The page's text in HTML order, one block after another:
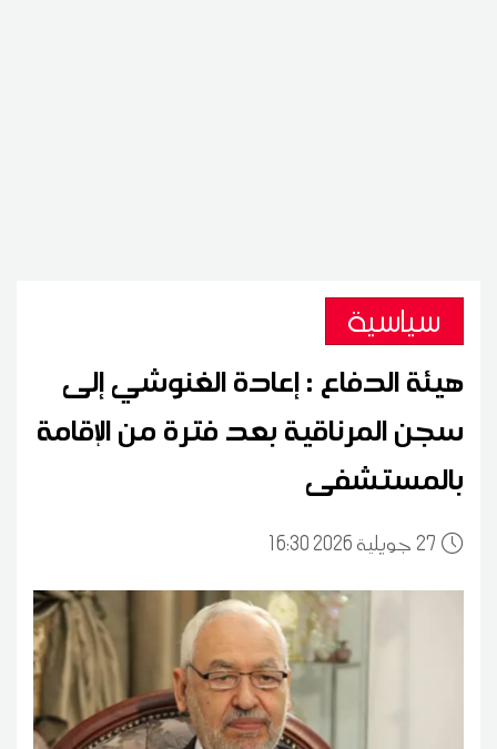
سياسية
هيئة الدفاع : إعادة الغنوشي إلى
سجن المرناقية بعد فترة من الإقامة
بالمستشفى
27 16:30 2026 جويلية